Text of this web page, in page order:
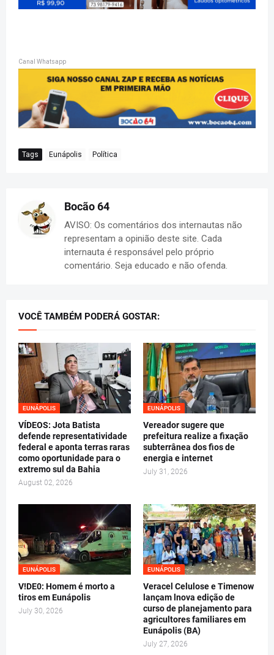
Canal Whatsapp
Tags Eunápolis Política
Bocão 64
AVISO: Os comentários dos internautas não
representam a opinião deste site. Cada
internauta é responsável pelo próprio
comentário. Seja educado e não ofenda.
VOCÊ TAMBÉM PODERÁ GOSTAR:
EUNÁPOLIS
VÍDEOS: Jota Batista
defende representatividade
federal e aponta terras raras
como oportunidade para o
extremo sul da Bahia
August 02, 2026
EUNÁPOLIS
Vereador sugere que
prefeitura realize a fixação
subterrânea dos fios de
energia e internet
July 31, 2026
EUNÁPOLIS
V!DE0: Homem é morto a
tiros em Eunápolis
July 30, 2026
EUNÁPOLIS
Veracel Celulose e Timenow
lançam lnova edição de
curso de planejamento para
agricultores familiares em
Eunápolis (BA)
July 27, 2026